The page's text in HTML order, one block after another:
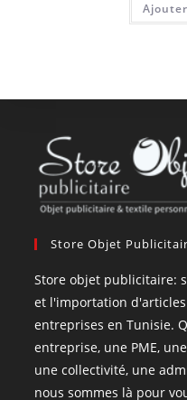
Store Objet
Store objet publicitaire:
et l'importation
entreprises en Tunisie.
entreprise, une PME,
une collectivité, une
nous sommes là pour